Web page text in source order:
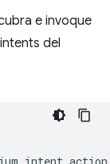
e invoque
del